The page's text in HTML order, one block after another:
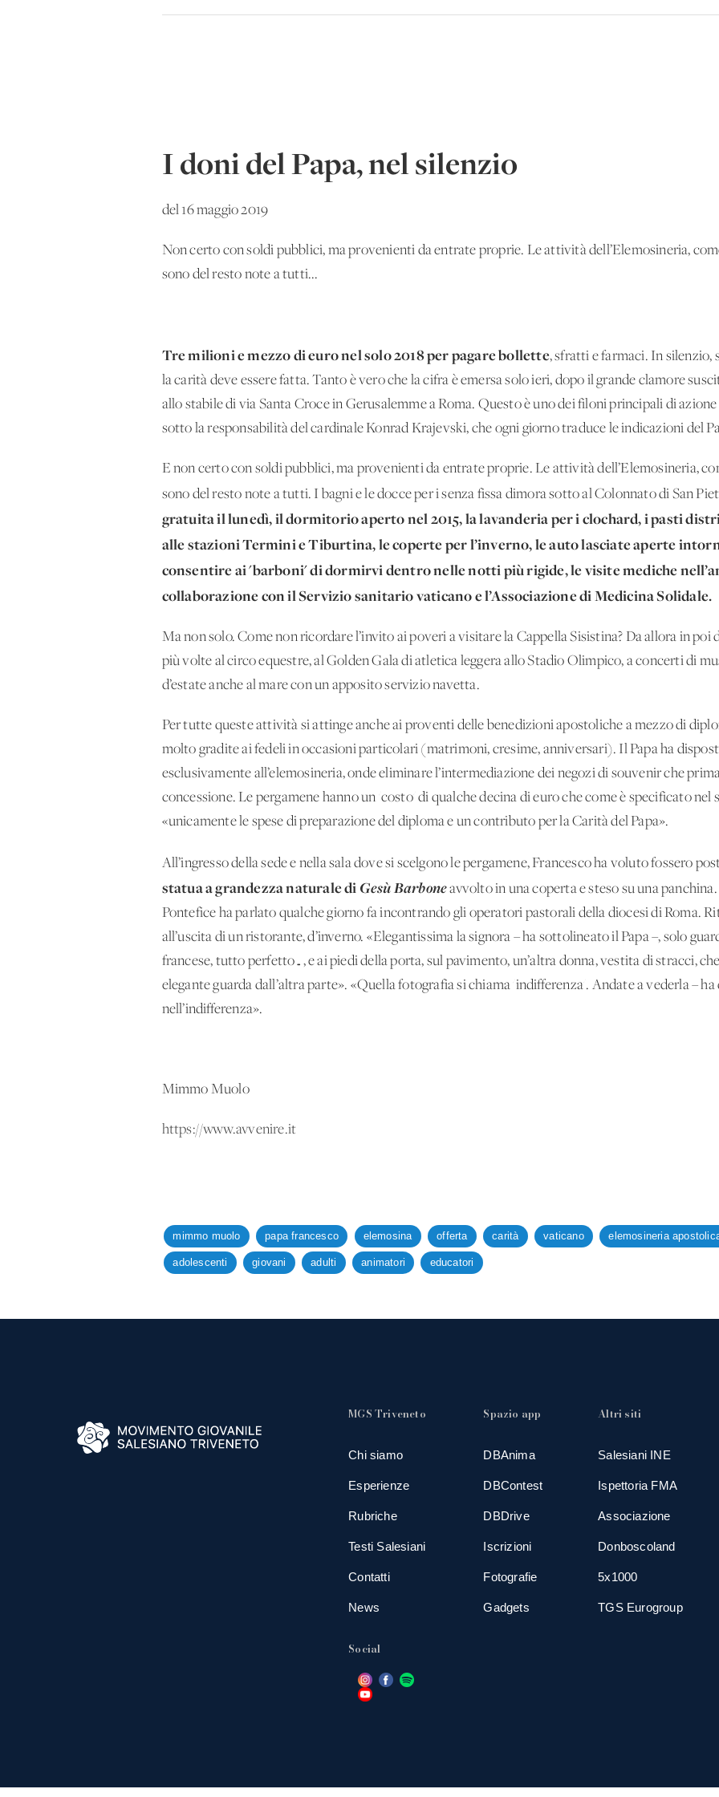
I doni del Papa, nel silenzio
del 16 maggio 2019
Non certo con soldi pubblici, ma provenienti da entrate proprie. Le attività dell’Elemosineria,
sono del resto note a tutti...
Tre milioni e mezzo di euro nel solo 2018 per pagare bollette, sfratti e farmaci. In
la carità deve essere fatta. Tanto è vero che la cifra è emersa solo ieri, dopo il grande clamore
allo stabile di via Santa Croce in Gerusalemme a Roma. Questo è uno dei filoni principali di
sotto la responsabilità del cardinale Konrad Krajevski, che ogni giorno traduce le indicazioni del
E non certo con soldi pubblici, ma provenienti da entrate proprie. Le attività dell’Elemosineria,
sono del resto note a tutti. I bagni e le docce per i senza fissa dimora sotto al Colonnato di San
gratuita il lunedì, il dormitorio aperto nel 2015, la lavanderia per i clochard, i pasti
alle stazioni Termini e Tiburtina, le coperte per l’inverno, le auto lasciate aperte
consentire ai 'barboni' di dormirvi dentro nelle notti più rigide, le visite mediche
collaborazione con il Servizio sanitario vaticano e l’Associazione di Medicina Solidale.
Ma non solo. Come non ricordare l’invito ai poveri a visitare la Cappella Sisistina? Da allora in
più volte al circo equestre, al Golden Gala di atletica leggera allo Stadio Olimpico, a concerti di
d’estate anche al mare con un apposito servizio navetta.
Per tutte queste attività si attinge anche ai proventi delle benedizioni apostoliche a mezzo di
molto gradite ai fedeli in occasioni particolari (matrimoni, cresime, anniversari). Il Papa ha
esclusivamente all’elemosineria, onde eliminare l’intermediazione dei negozi di souvenir che
concessione. Le pergamene hanno un 'costo' di qualche decina di euro che come è specificato nel
«unicamente le spese di preparazione del diploma e un contributo per la Carità del Papa».
All’ingresso della sede e nella sala dove si scelgono le pergamene, Francesco ha voluto fossero
statua a grandezza naturale di Gesù Barboneavvolto in una coperta e steso su una
Pontefice ha parlato qualche giorno fa incontrando gli operatori pastorali della diocesi di Roma.
all’uscita di un ristorante, d’inverno. «Elegantissima la signora – ha sottolineato il Papa –, solo
francese, tutto perfetto…, e ai piedi della porta, sul pavimento, un’altra donna, vestita di stracci,
elegante guarda dall’altra parte». «Quella fotografia si chiama 'indifferenza'. Andate a vederla –
nell’indifferenza».
Mimmo Muolo
https://www.avvenire.it
mimmo muolo papa francesco elemosina offerta carità vaticano elemosineria
adolescenti giovani adulti animatori educatori
MGS Triveneto
Chi siamo
Esperienze
Rubriche
Testi Salesiani
Contatti
News
Social
Spazio app
DBAnima
DBContest
DBDrive
Iscrizioni
Fotografie
Gadgets
Altri siti
Salesiani INE
Ispettoria FMA
Associazione
Donboscoland
5x1000
TGS Eurogroup